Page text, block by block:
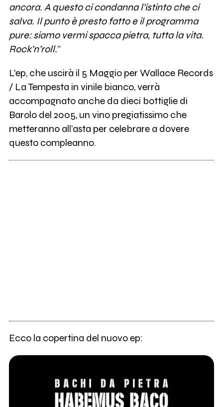
ancora. A questo ci condanna l’istinto che ci
salva. Il punto è presto fatto e il programma
pure: siamo vermi spacca pietra, tutta la vita.
Rock’n’roll.”
L'ep, che uscirà il 5 Maggio per Wallace Records
/ La Tempesta in vinile bianco, verrà
accompagnato anche da dieci bottiglie di
Barolo del 2005, un vino pregiatissimo che
metteranno all’asta per celebrare a dovere
questo compleanno.
Ecco la copertina del nuovo ep: